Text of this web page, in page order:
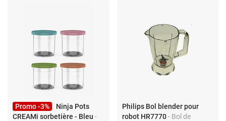
Promo -3%
Ninja Pots
CREAMi sorbetière - Bleu -
Philips Bol blender pour
robot HR7770 - Bol de